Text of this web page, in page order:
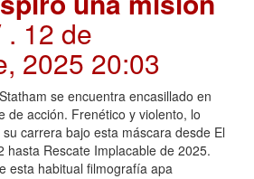
. 12 de
2025 20:03
se encuentra encasillado en
de acción. Frenético y violento, lo
carrera bajo esta máscara desde El
hasta Rescate Implacable de 2025.
esta habitual filmografía apa